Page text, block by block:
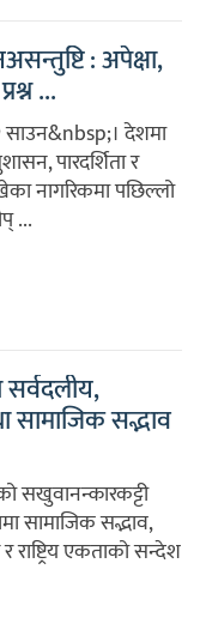
: अपेक्षा,
...
देशमा
पारदर्शिता र
नागरिकमा पछिल्लो
...
सामाजिक सद्भाव
सखुवानन्कारकट्टी
सामाजिक सद्भाव,
राष्ट्रिय एकताको सन्देश